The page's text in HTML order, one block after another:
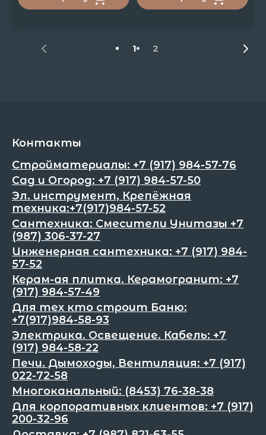
1 2
Контакты
Стройматериалы: +7 (917) 984-57-76
Сад и Огород: +7 (917) 984-57-50
Эл. инструмент, Крепёжная
техника:+7(917)984-57-52
Сантехника: Смесители Унитазы +7
(987) 306-37-27
Инженерная сантехника: +7 (917) 984-
57-52
Керам-ая плитка. Керамогранит: +7
(917) 984-57-49
Для тех кто строит Баню:
+7(917)984-58-93
Электрика. Освещение. Кабель: +7
(917) 984-58-22
Печи. Дымоходы, Вентиляция: +7 (917)
022-72-58
Многоканальный: (8453) 76-38-38
Для корпоративных клиентов: +7 (917)
200-32-96